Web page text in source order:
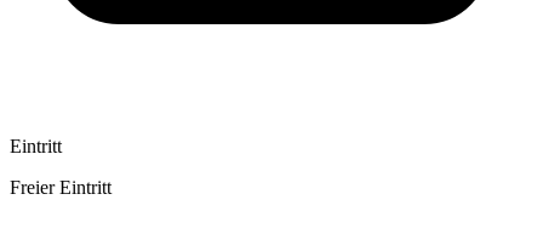
Eintritt
Freier Eintritt